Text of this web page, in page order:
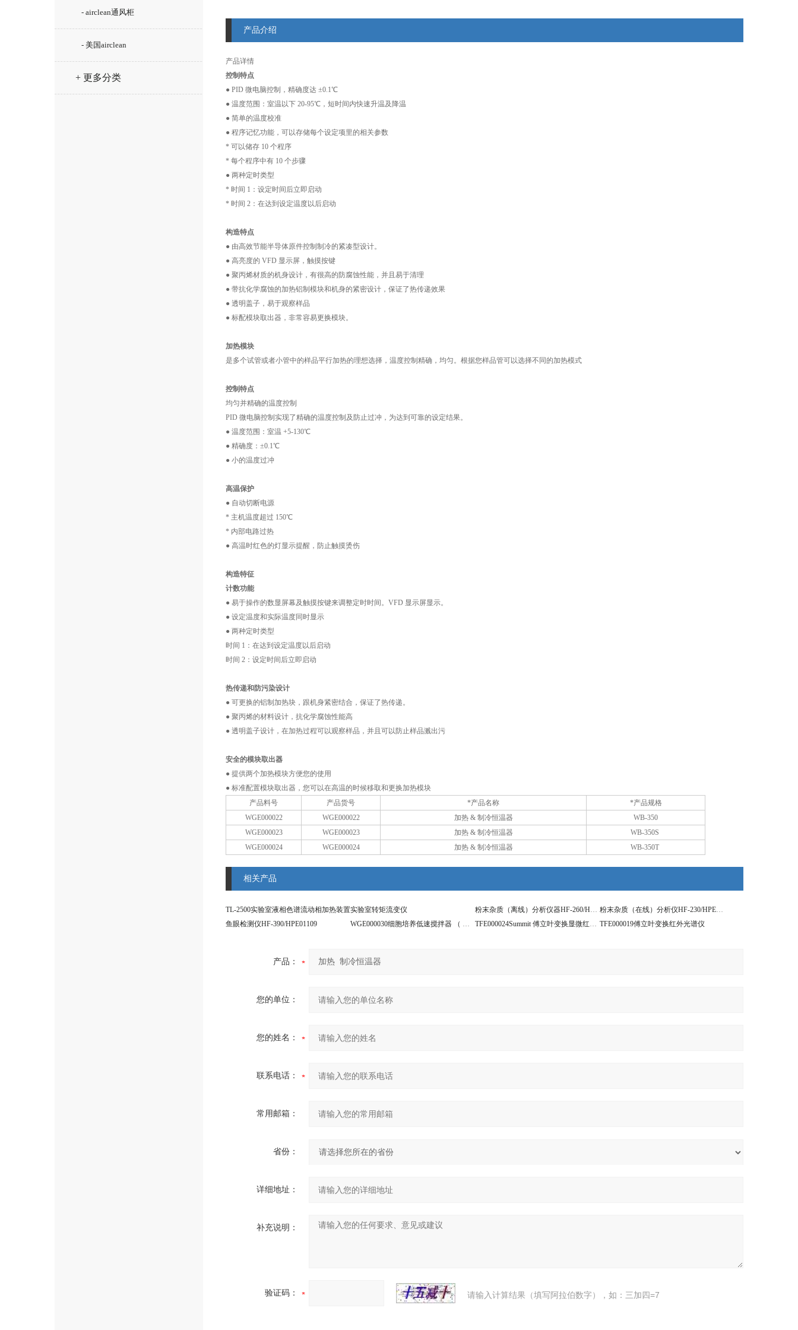
- airclean通风柜
- 美国airclean
+ 更多分类
产品介绍
产品详情
控制特点
● PID 微电脑控制，精确度达 ±0.1℃
● 温度范围：室温以下 20-95℃，短时间内快速升温及降温
● 简单的温度校准
● 程序记忆功能，可以存储每个设定项里的相关参数
* 可以储存 10 个程序
* 每个程序中有 10 个步骤
● 两种定时类型
* 时间 1：设定时间后立即启动
* 时间 2：在达到设定温度以后启动
构造特点
● 由高效节能半导体原件控制制冷的紧凑型设计。
● 高亮度的 VFD 显示屏，触摸按键
● 聚丙烯材质的机身设计，有很高的防腐蚀性能，并且易于清理
● 带抗化学腐蚀的加热铝制模块和机身的紧密设计，保证了热传递效果
● 透明盖子，易于观察样品
● 标配模块取出器，非常容易更换模块。
加热模块
是多个试管或者小管中的样品平行加热的理想选择，温度控制精确，均匀。根据您样品管可以选择不同的加热模式
控制特点
均匀并精确的温度控制
PID 微电脑控制实现了精确的温度控制及防止过冲，为达到可靠的设定结果。
● 温度范围：室温 +5-130℃
● 精确度：±0.1℃
● 小的温度过冲
高温保护
● 自动切断电源
* 主机温度超过 150℃
* 内部电路过热
● 高温时红色的灯显示提醒，防止触摸烫伤
构造特征
计数功能
● 易于操作的数显屏幕及触摸按键来调整定时时间。VFD 显示屏显示。
● 设定温度和实际温度同时显示
● 两种定时类型
时间 1：在达到设定温度以后启动
时间 2：设定时间后立即启动
热传递和防污染设计
● 可更换的铝制加热块，跟机身紧密结合，保证了热传递。
● 聚丙烯的材料设计，抗化学腐蚀性能高
● 透明盖子设计，在加热过程可以观察样品，并且可以防止样品溅出污
安全的模块取出器
● 提供两个加热模块方便您的使用
● 标准配置模块取出器，您可以在高温的时候移取和更换加热模块
产品料号
产品货号 *产品名称
*产品规格
WGE000022
WGE000022 加热 & 制冷恒温器
WB-350
WGE000023
WGE000023 加热 & 制冷恒温器
WB-350S
WGE000024
WGE000024 加热 & 制冷恒温器 WB-350T
相关产品
TL-2500实验室液相色谱流动相加热装置实验室转矩流变仪 粉末杂质（离线）分析仪器HF-260/HPE01108
粉末杂质（在线）分析仪HF-230/HPE01107
鱼眼检测仪HF-390/HPE01109
WGE000030细胞培养低速搅拌器 （ 一体式 ） TFE000024Summit 傅立叶变换显微红外光谱仪 TFE000019傅立叶变换红外光谱仪
产品：
您的单位：
您的姓名：
联系电话：
常用邮箱：
省份：
详细地址：
补充说明：
验证码： 请输入计算结果（填写阿拉伯数字），如：三加四=7